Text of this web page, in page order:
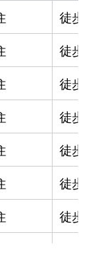
徒歩1
徒歩1
徒歩1
徒歩1
徒歩1
徒歩1
徒歩1